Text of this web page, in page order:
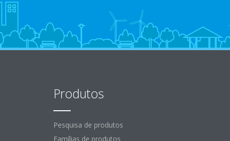
Produtos
Pesquisa de produtos
Famílias de produtos